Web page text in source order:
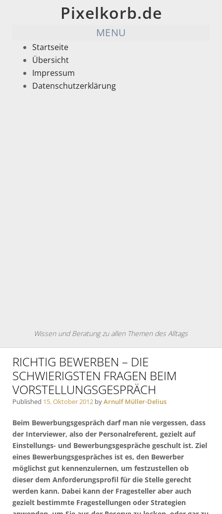
Pixelkorb.de
MENU
Startseite
Übersicht
Impressum
Datenschutzerklärung
Wissen und Beratung zu allen Themen des Alltags
RICHTIG BEWERBEN – DIE
SCHWIERIGSTEN FRAGEN BEIM
VORSTELLUNGSGESPRÄCH
Published 15. Oktober 2012 byArnulf Müller-Delius
Beim Bewerbungsgespräch darf man nie vergessen, dass
der Interviewer, also der Personalreferent, gezielt auf
Einstellungs- und Bewerbungsgespräche geschult ist. Ziel
eines Bewerbungsgespräches ist es, den Bewerber
möglichst gut kennenzulernen, um festzustellen ob
dieser dem Anforderungsprofil für die Stelle gerecht
werden kann. Dabei kann der Fragesteller aber auch
gezielt bestimmte Fragestellungen oder Strategien